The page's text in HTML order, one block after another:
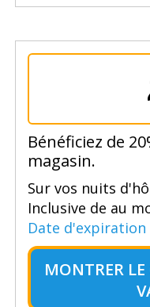
Bénéficiez de
magasin.
Sur vos nuits
Inclusive de au
Date d'expiration
MONTRER LE